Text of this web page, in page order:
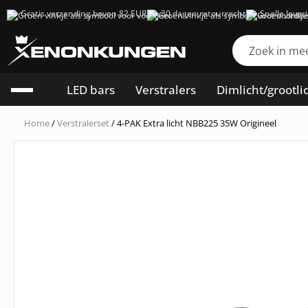
Gratis verzending boven 82 EUR 30 dagen retourrecht Snelle
LED bars Verstralers Dimlicht/
Home/Verstralerset/ 4-PAK Extra licht NBB225 35W Origineel